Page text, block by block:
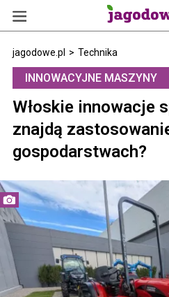
jagodowe.pl > Technika
INNOWACYJNE MASZYNY
Włoskie innowacje
znajdą
gospodarstwach?